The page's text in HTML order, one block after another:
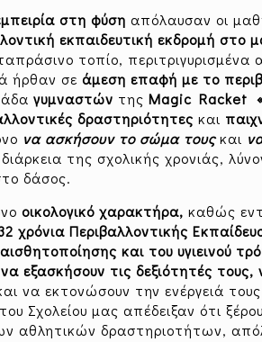
στη φύση απόλαυσαν οι
εκπαιδευτική εκδρομή στο
τοπίο,
ήρθαν σεάμεση επαφή με το
γυμναστών τηςMagic Racket
δραστηριότητεςκαι
να ασκήσουν το σώμα τουςκαι
της σχολικής χρονιάς,
δάσος.
οικολογικό χαρακτήρα, καθώς
χρόνια Περιβαλλοντικής
και του υγιεινού
να εξασκήσουν τις δεξιότητές
να εκτονώσουν την ενέργειά
μας απέδειξαν ότι
αθλητικών δραστηριοτήτων,